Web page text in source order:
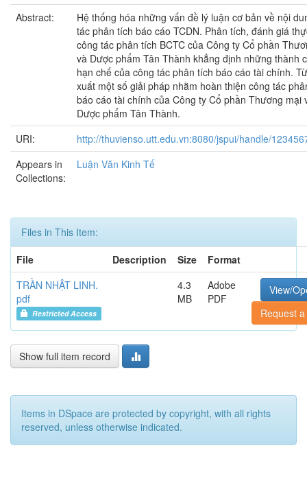
Abstract:
Hệ thống hóa những vấn đề lý luận cơ bản về nội
tác phân tích báo cáo TCDN. Phân tích, đánh giá
công tác phân tích BCTC của Công ty Cổ phần
và Dược phẩm Tân Thành khẳng định những thành
hạn chế của công tác phân tích báo cáo tài chính.
xuất một số giải pháp nhằm hoàn thiện công tác
báo cáo tài chính của Công ty Cổ phần Thương mại
Dược phẩm Tân Thành.
URI:
http://thuvienso.utt.edu.vn:8080/jspui/handle/
Appears in
Collections:
Luận Văn Kinh Tế
Files in This Item:
File
Description Size
Format
TRẦN NHẬT LINH.
pdf
Restricted Access
4.3
MB
Adobe
PDF
View/
Request
Show full item record
Items in DSpace are protected by copyright, with all rights
reserved, unless otherwise indicated.